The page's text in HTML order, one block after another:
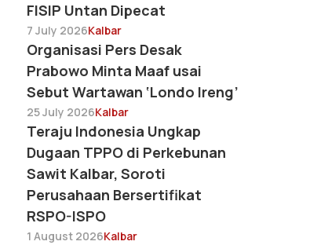
FISIP Untan Dipecat
7 July 2026Kalbar
Organisasi Pers Desak
Prabowo Minta Maaf usai
Sebut Wartawan ‘Londo Ireng’
25 July 2026Kalbar
Teraju Indonesia Ungkap
Dugaan TPPO di Perkebunan
Sawit Kalbar, Soroti
Perusahaan Bersertifikat
RSPO-ISPO
1 August 2026Kalbar